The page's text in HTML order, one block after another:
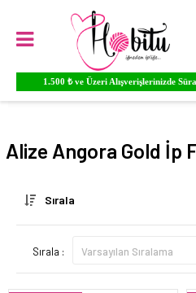
Ürünlere YORUM Yapın Para
Anasayfa EL ÖRGÜ İPLİKLERİ Alize
Alize Angora Gold İp
Sırala
Sırala :